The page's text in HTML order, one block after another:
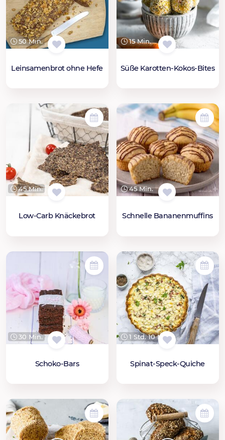
50 Min.
Leinsamenbrot ohne Hefe
15 Min.
Süße Karotten-Kokos-Bites
45 Min.
Low-Carb Knäckebrot
45 Min.
Schnelle Bananenmuffins
30 Min.
Schoko-Bars
1 Std. 10 Min.
Spinat-Speck-Quiche